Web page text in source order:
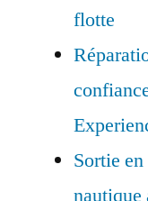
flotte
Sortie
nautique